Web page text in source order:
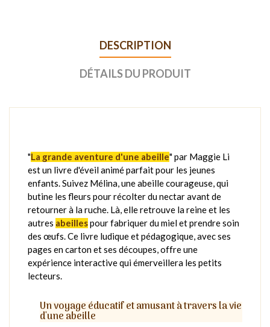
DESCRIPTION
DÉTAILS DU PRODUIT
"La grande aventure d'une abeille" par Maggie Li
est un livre d'éveil animé parfait pour les jeunes
enfants. Suivez Mélina, une abeille courageuse, qui
butine les fleurs pour récolter du nectar avant de
retourner à la ruche. Là, elle retrouve la reine et les
autres abeillespour fabriquer du miel et prendre soin
des œufs. Ce livre ludique et pédagogique, avec ses
pages en carton et ses découpes, offre une
expérience interactive qui émerveillera les petits
lecteurs.
Un voyage éducatif et amusant à travers la vie
d'une abeille